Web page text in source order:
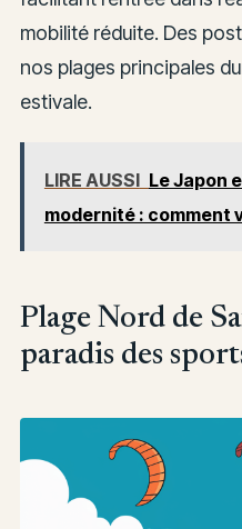
mobilité réduite. Des
nos plages principales
estivale.
LIRE AUSSI Le Japon
modernité : comment
Plage Nord de
paradis des